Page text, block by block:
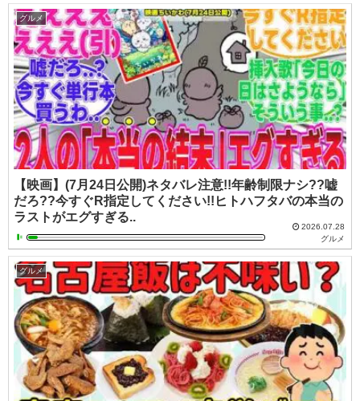
グルメ
【映画】(7月24日公開)ネタバレ注意!!年齢制限ナシ??嘘
だろ??今すぐR指定してください!!ヒトハフタバの本当の
ラストがエグすぎる..
2026.07.28
グルメ
グルメ